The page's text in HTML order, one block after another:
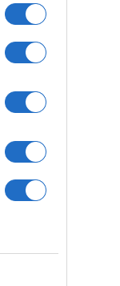
Οι άνθρωποι,
το
πολιτισμός
ΓΙΑ ΤΟ
ΤΟ